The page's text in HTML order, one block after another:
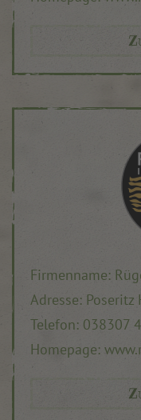
Firmenname:
Adresse: Poseritz
Telefon: 038307
Homepage: